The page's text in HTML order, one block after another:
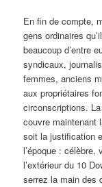
En fin de compte,
gens ordinaires
beaucoup d’entre
syndicaux,
femmes, anciens
aux propriétaires
circonscriptions.
couvre maintenant
soit la justification
l’époque : célèbre,
l’extérieur du 10
serrez la main des